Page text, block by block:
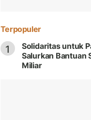
Terpopuler
1
Solidaritas untuk
Salurkan Bantuan
Miliar